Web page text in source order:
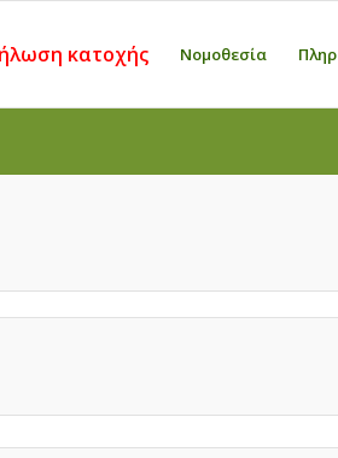
κατοχής Νομοθεσία